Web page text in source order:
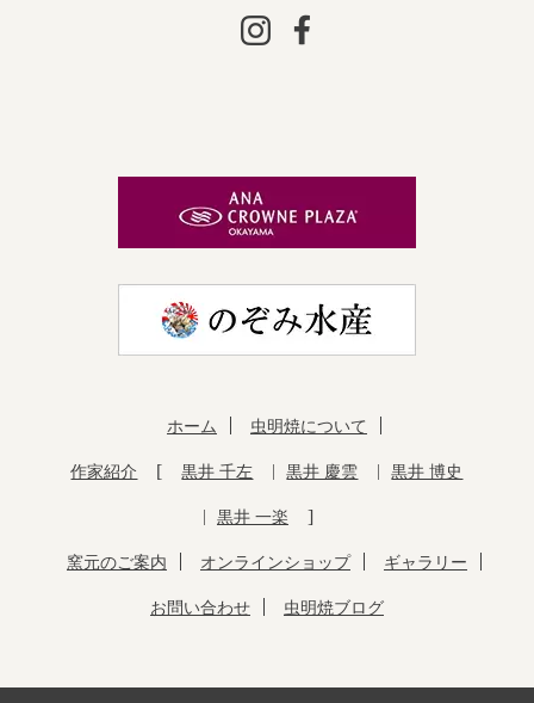
ホーム 虫明焼について
作家紹介 黒井 千左 黒井 慶雲 黒井 博史
黒井 一楽
窯元のご案内 オンラインショップ ギャラリー
お問い合わせ 虫明焼ブログ